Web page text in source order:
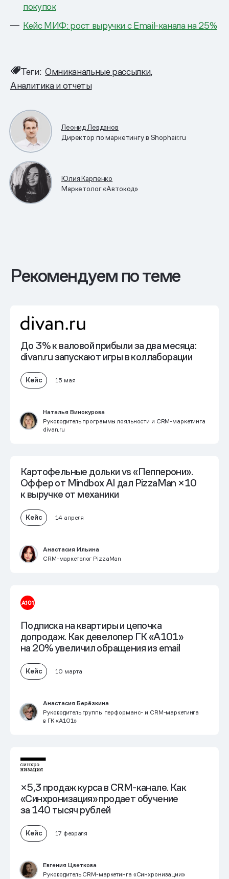
покупок
Кейс МИФ: рост выручки с Email-канала на 25%
Теги: Омниканальные рассылки
Аналитика и отчеты
Леонид Левданов
Директор по маркетингу в Shophair.ru
Юлия Карпенко
Маркетолог «Автокод»
Рекомендуем по теме
До 3% к валовой прибылиза два месяца:
divan.ru запускают игры в коллаборации
Кейс 15 мая
Наталья Винокурова
Руководитель программы лояльности и CRM-маркетинга
divan.ru
Картофельные дольки vs «Пепперони».
Оффер от Mindbox AI дал PizzaMan ×10
к выручке от механики
Кейс 14 апреля
Анастасия Ильина
CRM-маркетолог PizzaMan
Подписка на квартиры и цепочка
допродаж. Как девелопер ГК «А101»
на 20% увеличил обращения из email
Кейс 10 марта
Анастасия Берёзкина
Руководитель группы перформанс- и CRM-маркетинга
в ГК «А101»
×5,3 продаж курса в CRM-канале. Как
«Синхронизация» продает обучение
за 140 тысяч рублей
Кейс 17 февраля
Евгения Цветкова
Руководитель CRM-маркетинга «Синхронизации»